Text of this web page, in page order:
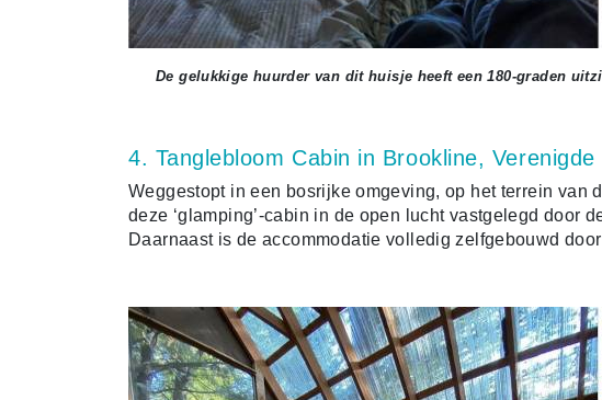
De gelukkige huurder van dit huisje heeft een 180-graden
4. Tanglebloom Cabin in Brookline, Verenigde
Weggestopt in een bosrijke omgeving, op het terrein van
deze ‘glamping’-cabin in de open lucht vastgelegd door
Daarnaast is de accommodatie volledig zelfgebouwd